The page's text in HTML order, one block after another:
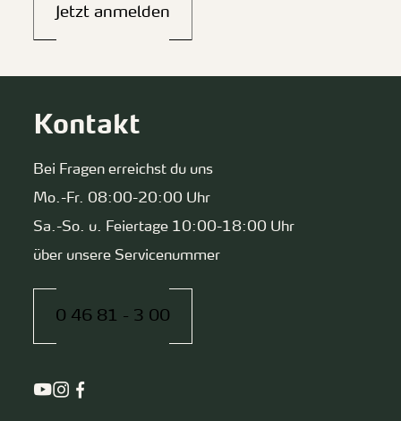
Jetzt anmelden
Kontakt
Bei Fragen erreichst du uns
Mo.-Fr. 08:00-20:00 Uhr
Sa.-So. u. Feiertage 10:00-18:00 Uhr
über unsere Servicenummer
0 46 81 - 3 00